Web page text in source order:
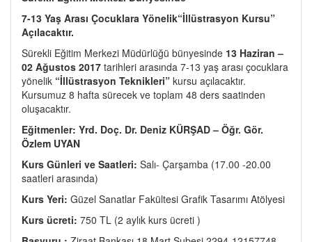
7-13 Yaş Arası Çocuklara Yönelik“İllüstrasyon Kursu”
Açılacaktır.
Sürekli Eğitim Merkezi Müdürlüğü bünyesinde 13 Haziran –
02 Ağustos 2017 tarihleri arasında 7-13 yaş arası çocuklara
yönelik “İllüstrasyon Teknikleri” kursu açılacaktır.
Kursumuz 8 hafta sürecek ve toplam 48 ders saatinden
oluşacaktır.
Eğitmenler: Yrd. Doç. Dr. Deniz KÜRŞAD – Öğr. Gör.
Özlem UYAN
Kurs Günleri ve Saatleri: Salı- Çarşamba (17.00 -20.00
saatleri arasında)
Kurs Yeri: Güzel Sanatlar Fakültesi Grafik Tasarımı Atölyesi
Kurs ücreti: 750 TL (2 aylık kurs ücreti )